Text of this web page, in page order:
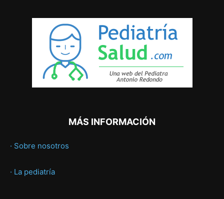
MÁS INFORMACIÓN
· Sobre nosotros
· La pediatría